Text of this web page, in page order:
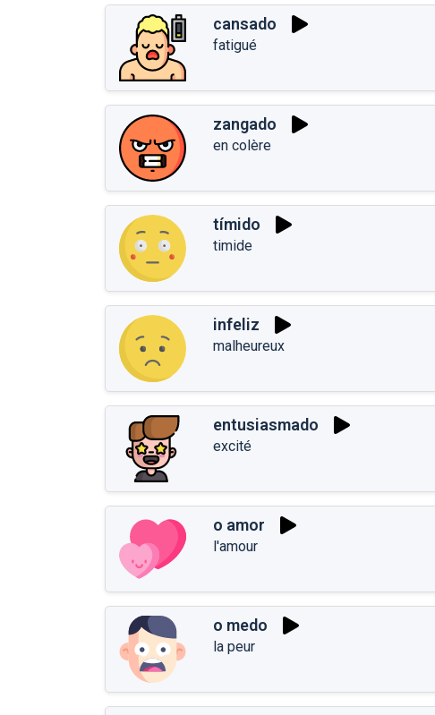
cansado
fatigué
zangado
en colère
tímido
timide
infeliz
malheureux
entusiasmado
excité
o amor
l'amour
o medo
la peur